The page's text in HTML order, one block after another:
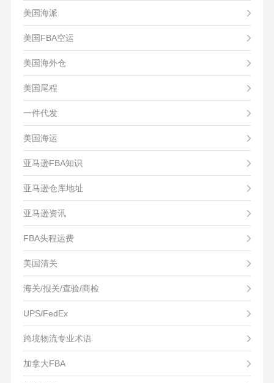
美国海派
美国FBA空运
美国海外仓
美国尾程
一件代发
美国海运
亚马逊FBA知识
亚马逊仓库地址
亚马逊资讯
FBA头程运费
美国清关
海关/报关/查验/商检
UPS/FedEx
跨境物流专业术语
加拿大FBA